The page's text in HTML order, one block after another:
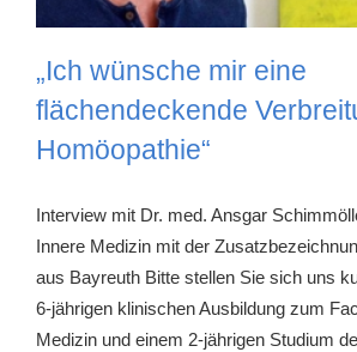
„Ich wünsche mir eine
flächendeckende
Homöopathie“
Interview mit Dr. med. Ansgar
Innere Medizin mit der
aus Bayreuth Bitte stellen Sie sich uns
6-jährigen klinischen Ausbildung zum
Medizin und einem 2-jährigen Studium